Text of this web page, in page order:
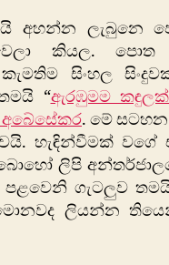
අහන්න ලැබුනෙ
කියල. පොත
සිංහල
“ඇරඹුමම
අබේසේකර. මේ
හැඳින්වීමක්
ලිපි
ගැටලුව
ලියන්න